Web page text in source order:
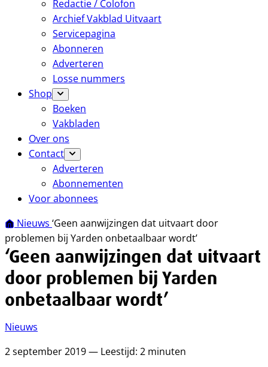
Redactie / Colofon
Archief Vakblad Uitvaart
Servicepagina
Abonneren
Adverteren
Losse nummers
Shop
Boeken
Vakbladen
Over ons
Contact
Adverteren
Abonnementen
Voor abonnees
Nieuws ‘Geen aanwijzingen dat uitvaart door
problemen bij Yarden onbetaalbaar wordt’
‘Geen aanwijzingen dat uitvaart
door problemen bij Yarden
onbetaalbaar wordt’
Nieuws
2 september 2019 — Leestijd: 2 minuten